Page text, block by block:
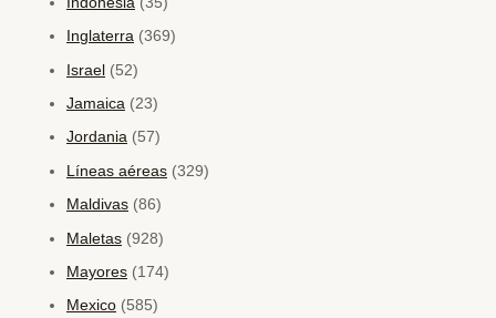
Inglaterra (369)
Israel (52)
Jamaica (23)
Jordania (57)
Líneas aéreas (329)
Maldivas (86)
Maletas (928)
Mayores (174)
Mexico (585)